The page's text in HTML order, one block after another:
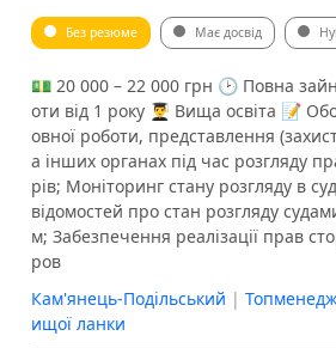
Без резюме Має досвід
💵 20 000 – 22 000 грн 🕑 Повна
оти від 1 року 👨‍🎓 Вища освіта 📝
овної роботи, представлення
а інших органах під час розгляду
рів; Моніторинг стану розгляду в
відомостей про стан розгляду
м; Забезпечення реалізації прав
ров
Кам'янець-Подільський |
ищої ланки